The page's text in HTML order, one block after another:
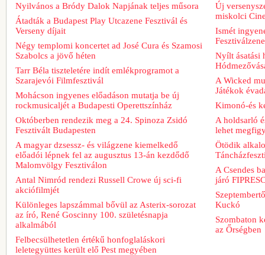
Nyilvános a Bródy Dalok Napjának teljes műsora
Átadták a Budapest Play Utcazene Fesztivál és
Verseny díjait
Négy templomi koncertet ad José Cura és Szamosi
Szabolcs a jövő héten
Tarr Béla tiszteletére indít emlékprogramot a
Szarajevói Filmfesztivál
Mohácson ingyenes előadáson mutatja be új
rockmusicaljét a Budapesti Operettszínház
Októberben rendezik meg a 24. Spinoza Zsidó
Fesztivált Budapesten
A magyar dzsessz- és világzene kiemelkedő
előadói lépnek fel az augusztus 13-án kezdődő
Malomvölgy Fesztiválon
Antal Nimród rendezi Russell Crowe új sci-fi
akciófilmjét
Különleges lapszámmal bővül az Asterix-sorozat
az író, René Goscinny 100. születésnapja
alkalmából
Felbecsülhetetlen értékű honfoglaláskori
leletegyüttes került elő Pest megyében
Új
miskolci
Ismét
Nyílt ásatási
A Wicked
Játékok
Kimonó-és
A holdsarló
lehet
Ötödik
A Csendes
járó
Kuckó
Szombaton
az Őrségben